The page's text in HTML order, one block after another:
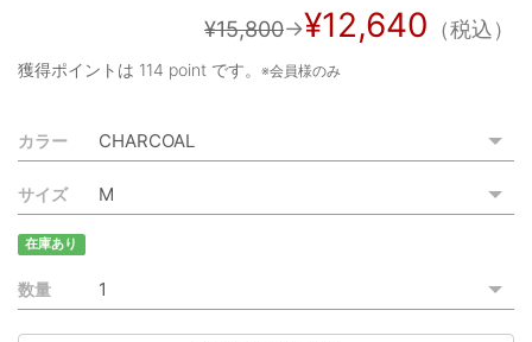
¥15,800→¥12,640 （税込）
獲得ポイントは 114 point です。 ※会員様のみ
カラー
サイズ
在庫あり
数量